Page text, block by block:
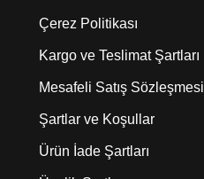
Çerez Politikası
Kargo ve Teslimat Şartları
Mesafeli Satış Sözleşmesi
Şartlar ve Koşullar
Ürün İade Şartları